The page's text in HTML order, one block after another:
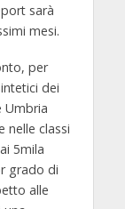
sarà
mesi.
per
dei
Umbria
nelle classi
5mila
grado di
alle